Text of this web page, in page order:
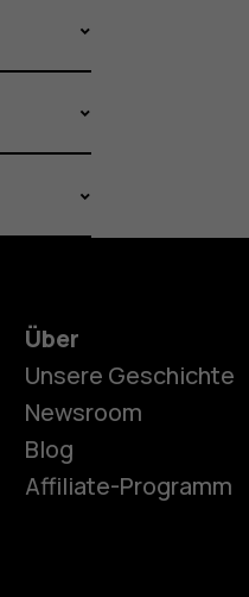
Über
Unsere Geschichte
Newsroom
Blog
Affiliate-Programm